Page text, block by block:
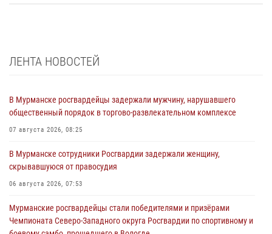
ЛЕНТА НОВОСТЕЙ
В Мурманске росгвардейцы задержали мужчину, нарушавшего
общественный порядок в торгово-развлекательном комплексе
07 августа 2026, 08:25
В Мурманске сотрудники Росгвардии задержали женщину,
скрывавшуюся от правосудия
06 августа 2026, 07:53
Мурманские росгвардейцы стали победителями и призёрами
Чемпионата Северо-Западного округа Росгвардии по спортивному и